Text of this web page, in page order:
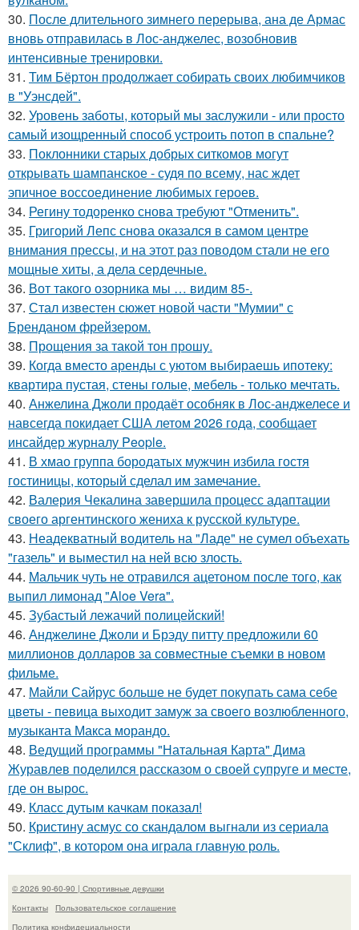
30. После длительного зимнего перерыва, ана де Армас
вновь отправилась в Лос-анджелес, возобновив
интенсивные тренировки.
31. Тим Бёртон продолжает собирать своих любимчиков
в "Уэнсдей".
32. Уровень заботы, который мы заслужили - или просто
самый изощренный способ устроить потоп в спальне?
33. Поклонники старых добрых ситкомов могут
открывать шампанское - судя по всему, нас ждет
эпичное воссоединение любимых героев.
34. Регину тодоренко снова требуют "Отменить".
35. Григорий Лепс снова оказался в самом центре
внимания прессы, и на этот раз поводом стали не его
мощные хиты, а дела сердечные.
36. Вот такого озорника мы … видим 85-.
37. Стал известен сюжет новой части "Мумии" с
Бренданом фрейзером.
38. Прощения за такой тон прошу.
39. Когда вместо аренды с уютом выбираешь ипотеку:
квартира пустая, стены голые, мебель - только мечтать.
40. Анжелина Джоли продаёт особняк в Лос-анджелесе и
навсегда покидает США летом 2026 года, сообщает
инсайдер журналу People.
41. В хмао группа бородатых мужчин избила гостя
гостиницы, который сделал им замечание.
42. Валерия Чекалина завершила процесс адаптации
своего аргентинского жениха к русской культуре.
43. Неадекватный водитель на "Ладе" не сумел объехать
"газель" и выместил на ней всю злость.
44. Мальчик чуть не отравился ацетоном после того, как
выпил лимонад "Aloe Vera".
45. Зубастый лежачий полицейский!
46. Анджелине Джоли и Брэду питту предложили 60
миллионов долларов за совместные съемки в новом
фильме.
47. Майли Сайрус больше не будет покупать сама себе
цветы - певица выходит замуж за своего возлюбленного,
музыканта Макса морандо.
48. Ведущий программы "Натальная Карта" Дима
Журавлев поделился рассказом о своей супруге и месте,
где он вырос.
49. Класс дутым качкам показал!
50. Кристину асмус со скандалом выгнали из сериала
"Склиф", в котором она играла главную роль.
© 2026 90-60-90 | Спортивные девушки
Контакты
Пользовательское соглашение
Политика конфидециальности